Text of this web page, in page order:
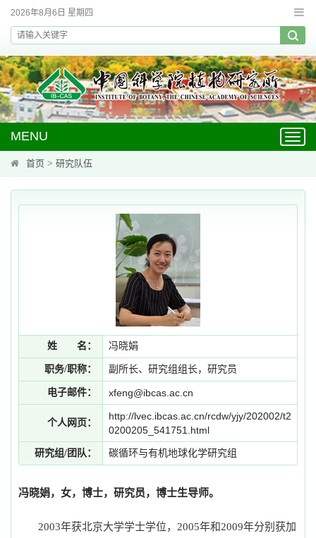
2026年8月6日 星期四
MENU
首页 > 研究队伍
姓 名： 冯晓娟
职务/职称： 副所长、研究组组长，研究员
电子邮件： xfeng@ibcas.ac.cn
个人网页：
http://lvec.ibcas.ac.cn/rcdw/yjy/202002/t2
0200205_541751.html
研究组/团队： 碳循环与有机地球化学研究组
冯晓娟，女，博士，研究员，博士生导师。
2003年获北京大学学士学位， 2005年和2009年分别获加